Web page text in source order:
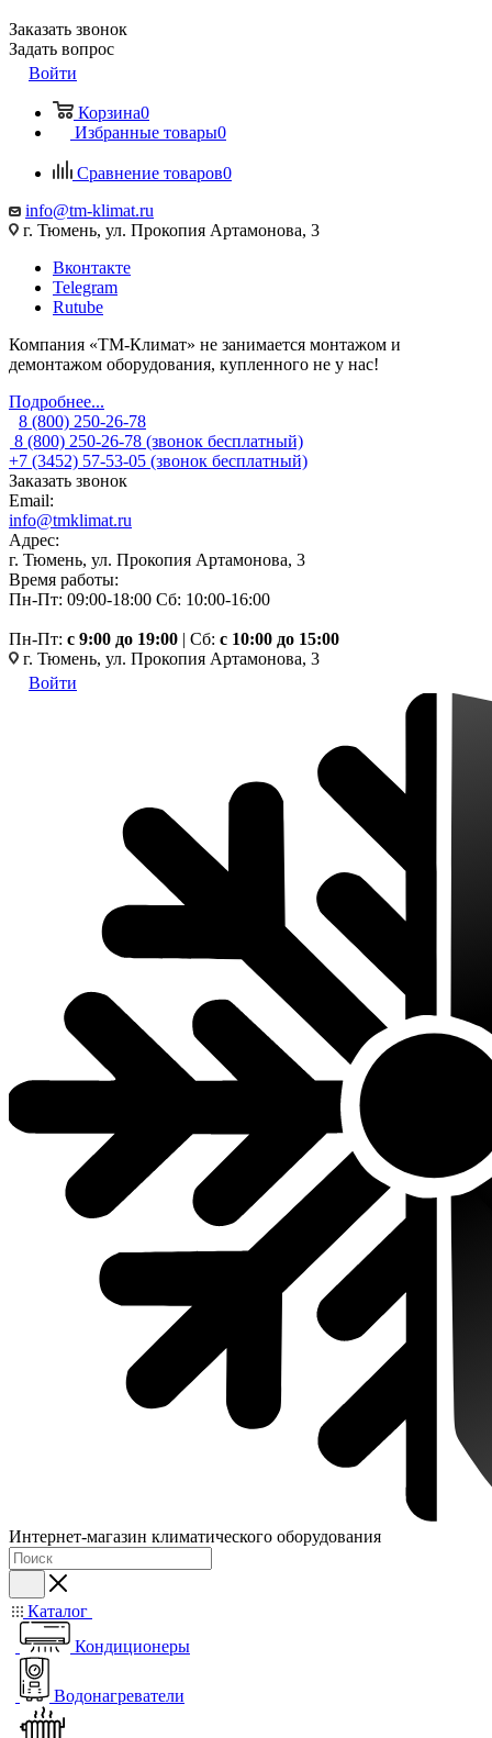
Заказать звонок
Задать вопрос
Войти
Корзина0
Избранные товары0
Сравнение товаров0
info@tm-klimat.ru
г. Тюмень, ул. Прокопия Артамонова, 3
Вконтакте
Telegram
Rutube
Компания «ТМ-Климат» не занимается монтажом и
демонтажом оборудования, купленного не у нас!
Подробнее...
8 (800) 250-26-78
8 (800) 250-26-78 (звонок бесплатный)
+7 (3452) 57-53-05 (звонок бесплатный)
Заказать звонок
Email:
info@tmklimat.ru
Адрес:
г. Тюмень, ул. Прокопия Артамонова, 3
Время работы:
Пн-Пт: 09:00-18:00 Сб: 10:00-16:00
Пн-Пт: c 9:00 до 19:00 | Сб: с 10:00 до 15:00
г. Тюмень, ул. Прокопия Артамонова, 3
Войти
Интернет-магазин климатического оборудования
Каталог
Кондиционеры
Водонагреватели